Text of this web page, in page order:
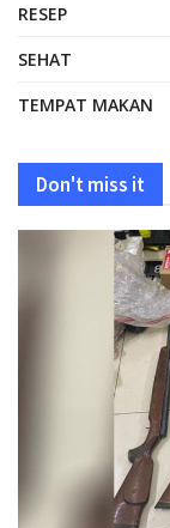
RESEP
SEHAT
TEMPAT MAKAN
Don't miss it